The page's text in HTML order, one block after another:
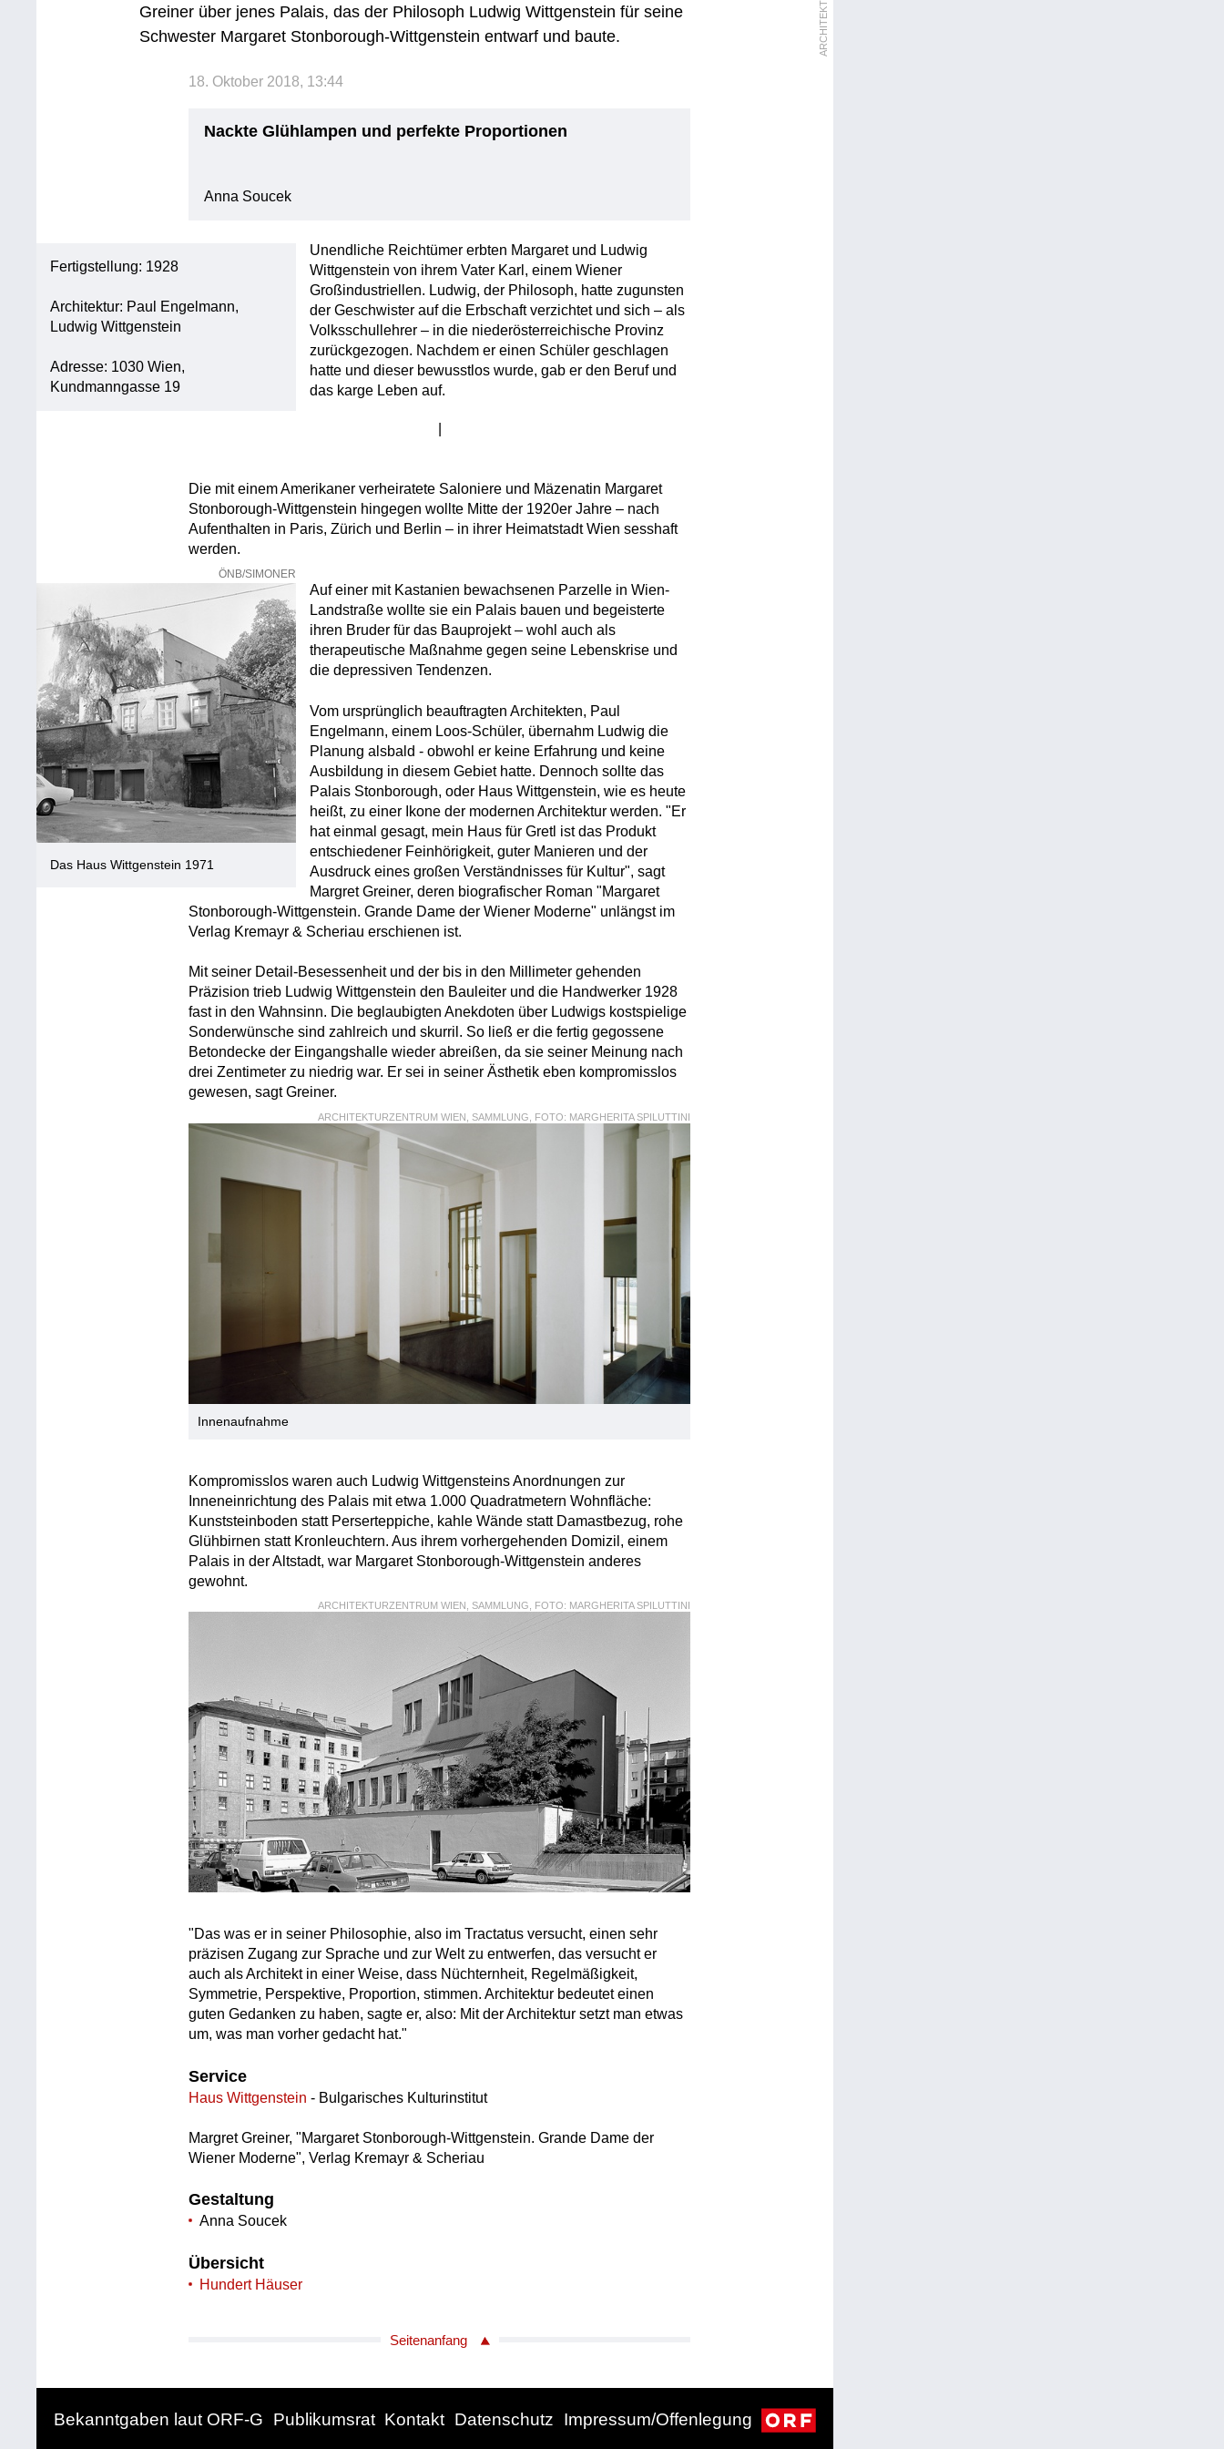
Greiner über jenes Palais, das der Philosoph Ludwig Wittgenstein für seine
Schwester Margaret Stonborough-Wittgenstein entwarf und baute.
18. Oktober 2018, 13:44
Nackte Glühlampen und perfekte Proportionen
Anna Soucek
Fertigstellung: 1928
Architektur: Paul Engelmann,
Ludwig Wittgenstein
Adresse: 1030 Wien,
Kundmanngasse 19
Unendliche Reichtümer erbten Margaret und Ludwig
Wittgenstein von ihrem Vater Karl, einem Wiener
Großindustriellen. Ludwig, der Philosoph, hatte zugunsten
der Geschwister auf die Erbschaft verzichtet und sich – als
Volksschullehrer – in die niederösterreichische Provinz
zurückgezogen. Nachdem er einen Schüler geschlagen
hatte und dieser bewusstlos wurde, gab er den Beruf und
das karge Leben auf.
Die mit einem Amerikaner verheiratete Saloniere und Mäzenatin Margaret
Stonborough-Wittgenstein hingegen wollte Mitte der 1920er Jahre – nach
Aufenthalten in Paris, Zürich und Berlin – in ihrer Heimatstadt Wien sesshaft
werden.
ÖNB/SIMONER
Das Haus Wittgenstein 1971
Auf einer mit Kastanien bewachsenen Parzelle in Wien-
Landstraße wollte sie ein Palais bauen und begeisterte
ihren Bruder für das Bauprojekt – wohl auch als
therapeutische Maßnahme gegen seine Lebenskrise und
die depressiven Tendenzen.
Vom ursprünglich beauftragten Architekten, Paul
Engelmann, einem Loos-Schüler, übernahm Ludwig die
Planung alsbald - obwohl er keine Erfahrung und keine
Ausbildung in diesem Gebiet hatte. Dennoch sollte das
Palais Stonborough, oder Haus Wittgenstein, wie es heute
heißt, zu einer Ikone der modernen Architektur werden. "Er
hat einmal gesagt, mein Haus für Gretl ist das Produkt
entschiedener Feinhörigkeit, guter Manieren und der
Ausdruck eines großen Verständnisses für Kultur", sagt
Margret Greiner, deren biografischer Roman "Margaret
Stonborough-Wittgenstein. Grande Dame der Wiener Moderne" unlängst im
Verlag Kremayr & Scheriau erschienen ist.
Mit seiner Detail-Besessenheit und der bis in den Millimeter gehenden
Präzision trieb Ludwig Wittgenstein den Bauleiter und die Handwerker 1928
fast in den Wahnsinn. Die beglaubigten Anekdoten über Ludwigs kostspielige
Sonderwünsche sind zahlreich und skurril. So ließ er die fertig gegossene
Betondecke der Eingangshalle wieder abreißen, da sie seiner Meinung nach
drei Zentimeter zu niedrig war. Er sei in seiner Ästhetik eben kompromisslos
gewesen, sagt Greiner.
Innenaufnahme
ARCHITEKTURZENTRUM WIEN, SAMMLUNG, FOTO: MARGHERITA SPILUTTINI
Kompromisslos waren auch Ludwig Wittgensteins Anordnungen zur
Inneneinrichtung des Palais mit etwa 1.000 Quadratmetern Wohnfläche:
Kunststeinboden statt Perserteppiche, kahle Wände statt Damastbezug, rohe
Glühbirnen statt Kronleuchtern. Aus ihrem vorhergehenden Domizil, einem
Palais in der Altstadt, war Margaret Stonborough-Wittgenstein anderes
gewohnt.
ARCHITEKTURZENTRUM WIEN, SAMMLUNG, FOTO: MARGHERITA SPILUTTINI
"Das was er in seiner Philosophie, also im Tractatus versucht, einen sehr
präzisen Zugang zur Sprache und zur Welt zu entwerfen, das versucht er
auch als Architekt in einer Weise, dass Nüchternheit, Regelmäßigkeit,
Symmetrie, Perspektive, Proportion, stimmen. Architektur bedeutet einen
guten Gedanken zu haben, sagte er, also: Mit der Architektur setzt man etwas
um, was man vorher gedacht hat."
Service
Haus Wittgenstein - Bulgarisches Kulturinstitut
Margret Greiner, "Margaret Stonborough-Wittgenstein. Grande Dame der
Wiener Moderne", Verlag Kremayr & Scheriau
Gestaltung
Anna Soucek
Übersicht
Hundert Häuser
Seitenanfang
Bekanntgaben laut ORF-G Publikumsrat Kontakt Datenschutz Impressum/Offenlegung